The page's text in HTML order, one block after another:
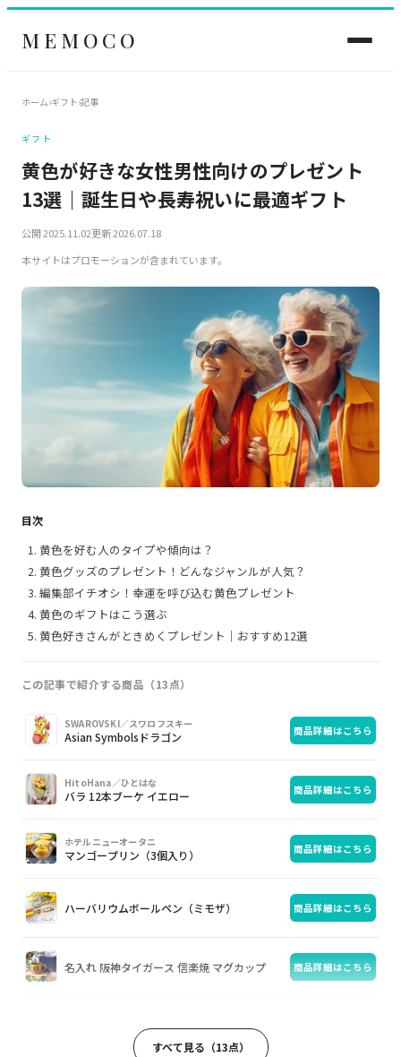
MEMOCO
ホーム›ギフト›記事
ギフト
黄色が好きな女性男性向けのプレゼント
13選｜誕生日や長寿祝いに最適ギフト
公開 2025.11.02更新 2026.07.18
本サイトはプロモーションが含まれています。
目次
黄色を好む人のタイプや傾向は？
黄色グッズのプレゼント！どんなジャンルが人気？
編集部イチオシ！幸運を呼び込む黄色プレゼント
黄色のギフトはこう選ぶ
黄色好きさんがときめくプレゼント｜おすすめ12選
この記事で紹介する商品（13点）
像
商
品
SWAROVSKI／スワロフスキー
Asian Symbolsドラゴン 商品詳細はこちら
HitoHana／ひとはな
バラ 12本ブーケ イエロー 商品詳細はこちら
ホテルニューオータニ
マンゴープリン（3個入り） 商品詳細はこちら
ハーバリウムボールペン（ミモザ） 商品詳細はこちら
名入れ 阪神タイガース 信楽焼 マグカップ 商品詳細はこちら
選べるスープ12個(6種×2)ギフトセット
すべて見る（13点）